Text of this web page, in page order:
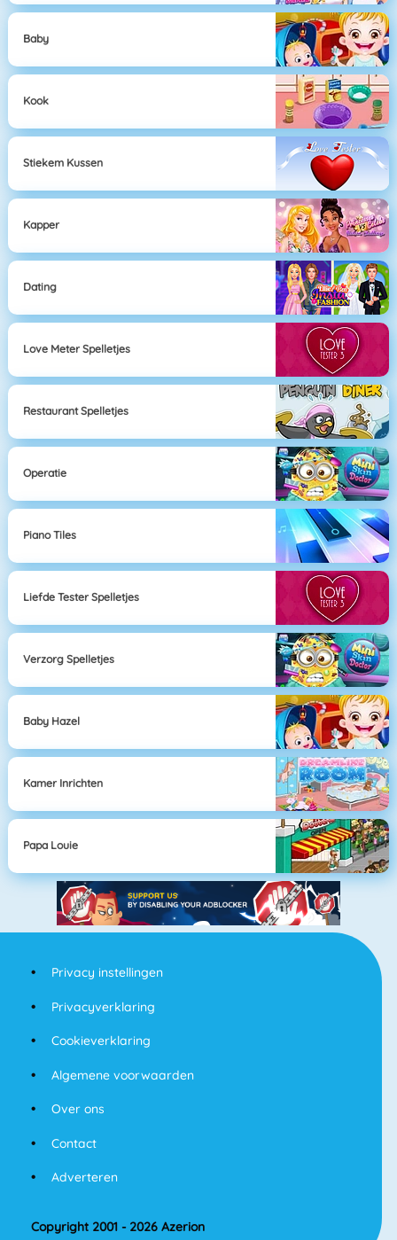
Baby
Kook
Stiekem Kussen
Kapper
Dating
Love Meter Spelletjes
Restaurant Spelletjes
Operatie
Piano Tiles
Liefde Tester Spelletjes
Verzorg Spelletjes
Baby Hazel
Kamer Inrichten
Papa Louie
Privacy instellingen
Privacyverklaring
Cookieverklaring
Algemene voorwaarden
Over ons
Contact
Adverteren
Copyright 2001 - 2026 Azerion